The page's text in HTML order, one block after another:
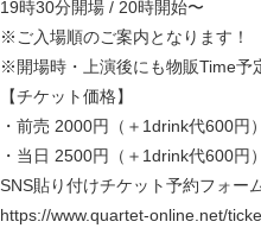
19時30分開場 / 20時開始〜
※ご入場順のご案内となります！
※開場時・上演後にも物販Time予
【チケット価格】
・前売 2000円（＋1drink代600円）
・当日 2500円（＋1drink代600円）
SNS貼り付けチケット予約フォー
https://www.quartet-online.net/